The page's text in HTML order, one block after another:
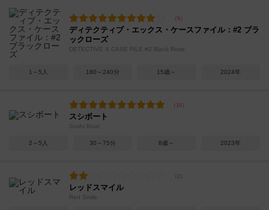
ディテクティブ・エックス・ケースファイル：#2 ブラ
ックローズ
DETECTIVE X CASE FILE #2 Black Rose
1～5人 180～240分 15歳～ 2024年
スシボート
Sushi Boat
2～5人 30～75分 8歳～ 2023年
レッドスマイル
Red Smile